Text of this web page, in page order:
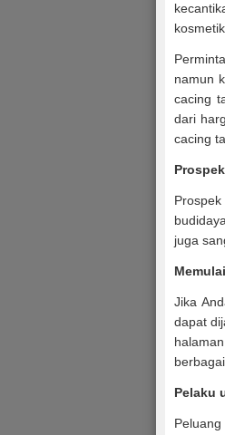
kosmetik.
namun
cacing
dari
cacing
juga
Jika
dapat
Pelaku